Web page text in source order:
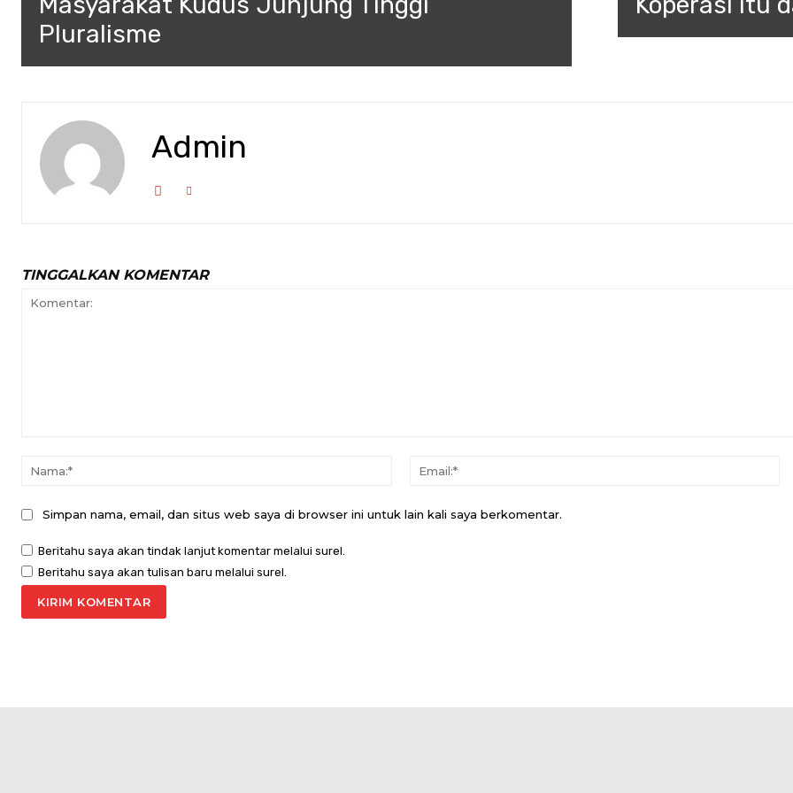
Pluralisme
Admin
TINGGALKAN KOMENTAR
Nama:*
Simpan nama, email, dan situs web saya di browser ini untuk lain kali saya berkomentar.
Beritahu saya akan tindak lanjut komentar melalui surel.
Beritahu saya akan tulisan baru melalui surel.